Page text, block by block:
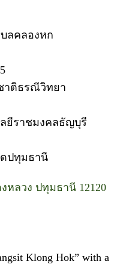
ลคลองหก
าติธรณีวิทยา
ยีราชมงคลธัญบุรี
ดปทุมธานี
หลวง ปทุมธานี 12120
Klong Hok” with a